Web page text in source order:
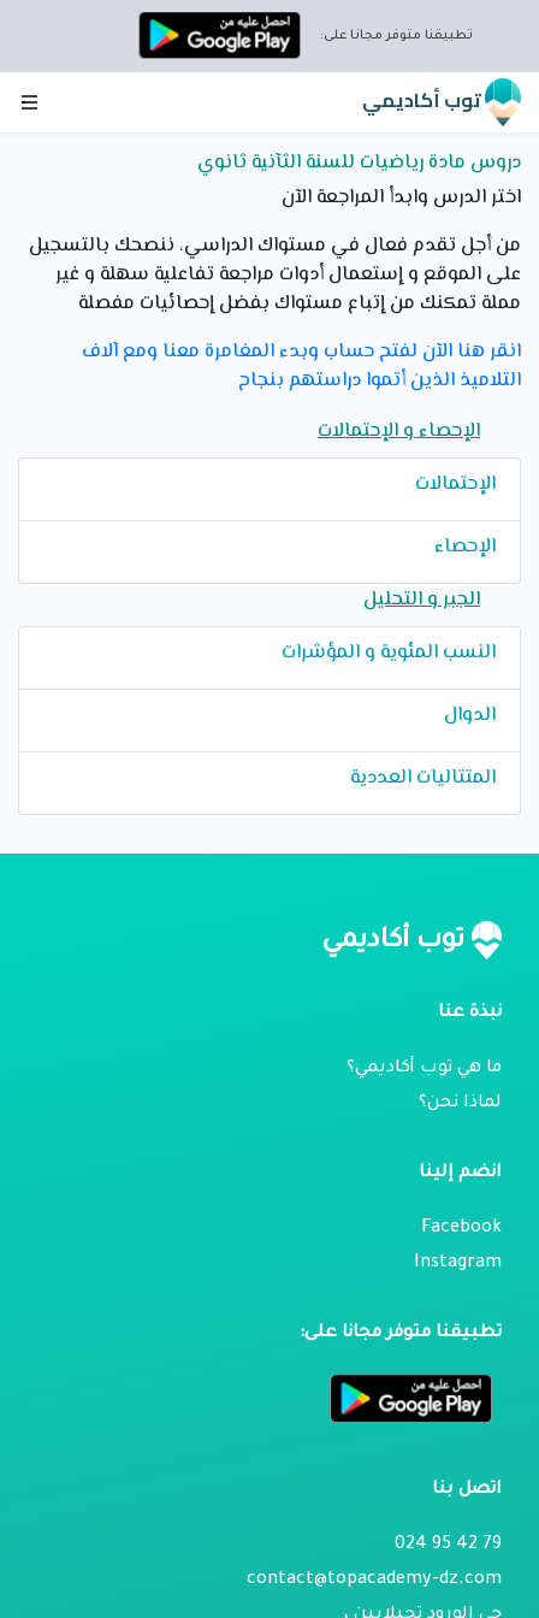
تطبيقنا متوفر مجانا على:
توب أكاديمي
دروس مادة رياضيات للسنة الثآنية ثانوي
اختر الدرس وابدأ المراجعة الآن
من أجل تقدم فعال في مستواك الدراسي، ننصحك بالتسجيل
على الموقع و إستعمال أدوات مراجعة تفاعلية سهلة و غير
مملة تمكنك من إتباع مستواك بفضل إحصائيات مفصلة
انقر هنا الآن لفتح حساب وبدء المغامرة معنا ومع آلاف
التلاميذ الذين أتموا دراستهم بنجاح
الإحصاء و الإحتمالات
الإحتمالات
الإحصاء
الجبر و التحليل
النسب المئوية و المؤشرات
الدوال
المتتاليات العددية
توب أكاديمي
نبذة عنا
ما هي توب أكاديمي؟
لماذا نحن؟
انضم إلينا
Facebook
Instagram
تطبيقنا متوفر مجانا على:
اتصل بنا
79 42 95 024
contact@topacademy-dz.com